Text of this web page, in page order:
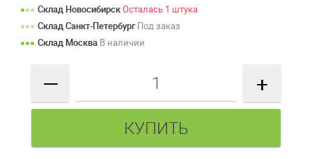
Склад НовосибирскОсталась 1 штука
Склад Санкт-ПетербургПод заказ
Склад Москва В наличии
— +